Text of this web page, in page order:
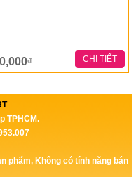
đ CHI TIẾT
TPHCM.
phẩm, Không có tính năng bán